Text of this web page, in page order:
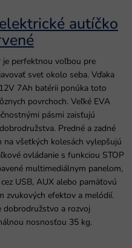
autíčko
je perfektnou voľbou pre
svet okolo seba. Vďaka
7Ah batérii ponúka toto
povrchoch. Veľké EVA
pásmi zaisťujú
Predné a zadné
všetkých kolesách vylepšujú
ovládanie s funkciou STOP
multimediálnym panelom,
USB, AUX alebo pamäťovú
zvukových efektov a melódií.
dobrodružstvo a rozvoj
nosnosťou 35 kg.